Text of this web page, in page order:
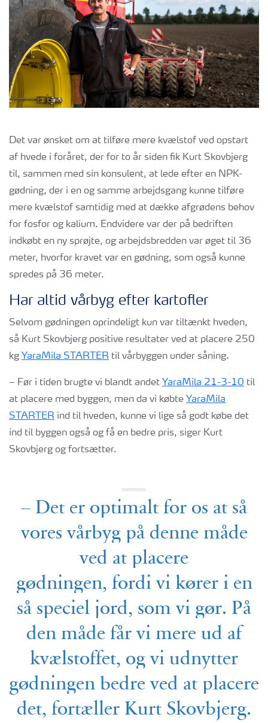
Det var ønsket om at tilføre mere kvælstof ved opstart
af hvede i foråret, der for to år siden fik Kurt Skovbjerg
til, sammen med sin konsulent, at lede efter en NPK-
gødning, der i en og samme arbejdsgang kunne tilføre
mere kvælstof samtidig med at dække afgrødens behov
for fosfor og kalium. Endvidere var der på bedriften
indkøbt en ny sprøjte, og arbejdsbredden var øget til 36
meter, hvorfor kravet var en gødning, som også kunne
spredes på 36 meter.
Har altid vårbyg efter kartofler
Selvom gødningen oprindeligt kun var tiltænkt hveden,
så Kurt Skovbjerg positive resultater ved at placere 250
kg YaraMila STARTER til vårbyggen under såning.
– Før i tiden brugte vi blandt andet YaraMila 21-3-10 til
at placere med byggen, men da vi købte YaraMila
STARTER ind til hveden, kunne vi lige så godt købe det
ind til byggen også og få en bedre pris, siger Kurt
Skovbjerg og fortsætter.
– Det er optimalt for os at så
vores vårbyg på denne måde
ved at placere
gødningen, fordi vi kører i en
så speciel jord, som vi gør. På
den måde får vi mere ud af
kvælstoffet, og vi udnytter
gødningen bedre ved at placere
det, fortæller Kurt Skovbjerg.